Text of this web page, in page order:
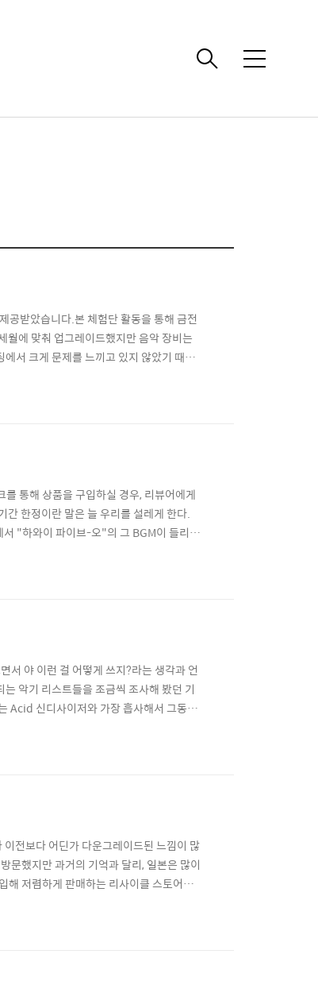
메
받았습니다.본 체험단 활동을 통해 금전
월에 맞춰 업그레이드했지만 음악 장비는
서 크게 문제를 느끼고 있지 않았기 때문
오를 운영해야 하는 규모가 되어버리기에
통해 상품을 구입하실 경우, 리뷰어에게
한정이란 말은 늘 우리를 설레게 한다.
서 "하와이 파이브-오"의 그 BGM이 들리면
이라 후회하는 경우들이 대부분이었지
서 야 이런 걸 어떻게 쓰지?라는 생각과 언
악기 리스트들을 조금씩 조사해 봤던 기
Acid 신디사이저와 가장 흡사해서 그동안
지털 복각했다는 소식이 들려왔다. 마침
전보다 어딘가 다운그레이드된 느낌이 많
문했지만 과거의 기억과 달리, 일본은 많이
해 저렴하게 판매하는 리사이클 스토어는
은 음악 강국이다. 한국보다 빈티지 악기